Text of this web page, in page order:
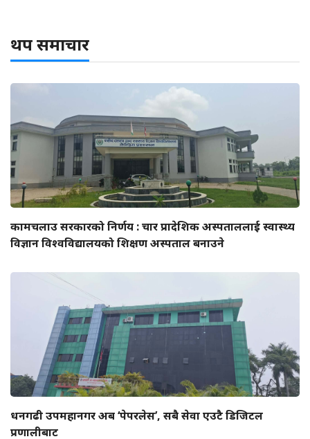
थप समाचार
कामचलाउ सरकारको निर्णय : चार प्रादेशिक अस्पताललाई स्वास्थ्य
विज्ञान विश्वविद्यालयको शिक्षण अस्पताल बनाउने
धनगढी उपमहानगर अब ‘पेपरलेस’, सबै सेवा एउटै डिजिटल
प्रणालीबाट